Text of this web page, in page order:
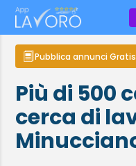
Pubblica annunci Gratis
Più di 500
cerca di